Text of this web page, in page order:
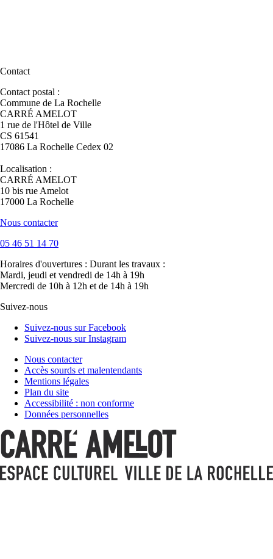
Contact
Contact postal :
Commune de La Rochelle
CARRÉ AMELOT
1 rue de l'Hôtel de Ville
CS 61541
17086 La Rochelle Cedex 02
Localisation :
CARRÉ AMELOT
10 bis rue Amelot
17000 La Rochelle
Nous contacter
05 46 51 14 70
Horaires d'ouvertures : Durant les travaux :
Mardi, jeudi et vendredi de 14h à 19h
Mercredi de 10h à 12h et de 14h à 19h
Suivez-nous
Suivez-nous sur Facebook
Suivez-nous sur Instagram
Nous contacter
Accès sourds et malentendants
Mentions légales
Plan du site
Accessibilité : non conforme
Données personnelles